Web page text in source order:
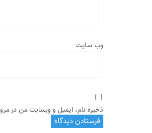
وب‌ سایت
ذخیره نام، ایمیل و وبسایت من در